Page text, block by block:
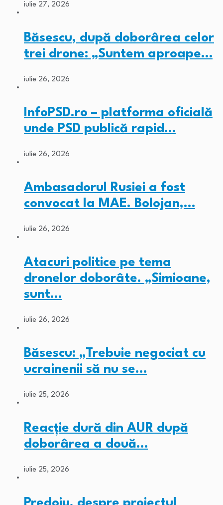
iulie 27, 2026
Băsescu, după doborârea celor
trei drone: „Suntem aproape…
iulie 26, 2026
InfoPSD.ro – platforma oficială
unde PSD publică rapid…
iulie 26, 2026
Ambasadorul Rusiei a fost
convocat la MAE. Bolojan,…
iulie 26, 2026
Atacuri politice pe tema
dronelor doborâte. „Simioane,
sunt…
iulie 26, 2026
Băsescu: „Trebuie negociat cu
ucrainenii să nu se…
iulie 25, 2026
Reacție dură din AUR după
doborârea a două…
iulie 25, 2026